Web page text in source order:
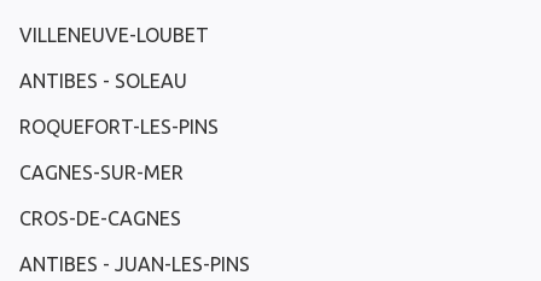
VILLENEUVE-LOUBET
ANTIBES - SOLEAU
ROQUEFORT-LES-PINS
CAGNES-SUR-MER
CROS-DE-CAGNES
ANTIBES - JUAN-LES-PINS